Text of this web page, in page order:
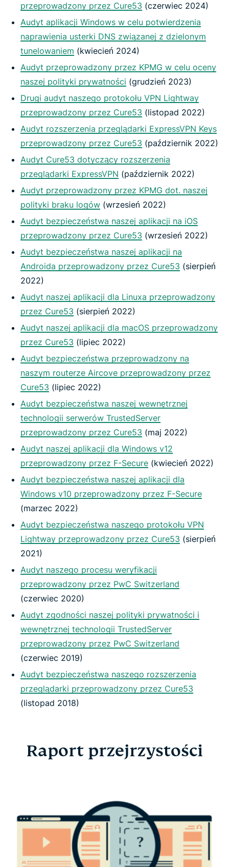
przeprowadzony przez Cure53 (czerwiec 2024)
Audyt aplikacji Windows w celu potwierdzenia
naprawienia usterki DNS związanej z dzielonym
tunelowaniem (kwiecień 2024)
Audyt przeprowadzony przez KPMG w celu oceny
naszej polityki prywatności (grudzień 2023)
Drugi audyt naszego protokołu VPN Lightway
przeprowadzony przez Cure53 (listopad 2022)
Audyt rozszerzenia przeglądarki ExpressVPN Keys
przeprowadzony przez Cure53 (październik 2022)
Audyt Cure53 dotyczący rozszerzenia
przeglądarki ExpressVPN (październik 2022)
Audyt przeprowadzony przez KPMG dot. naszej
polityki braku logów (wrzesień 2022)
Audyt bezpieczeństwa naszej aplikacji na iOS
przeprowadzony przez Cure53 (wrzesień 2022)
Audyt bezpieczeństwa naszej aplikacji na
Androida przeprowadzony przez Cure53 (sierpień
2022)
Audyt naszej aplikacji dla Linuxa przeprowadzony
przez Cure53 (sierpień 2022)
Audyt naszej aplikacji dla macOS przeprowadzony
przez Cure53 (lipiec 2022)
Audyt bezpieczeństwa przeprowadzony na
naszym routerze Aircove przeprowadzony przez
Cure53 (lipiec 2022)
Audyt bezpieczeństwa naszej wewnętrznej
technologii serwerów TrustedServer
przeprowadzony przez Cure53 (maj 2022)
Audyt naszej aplikacji dla Windows v12
przeprowadzony przez F-Secure (kwiecień 2022)
Audyt bezpieczeństwa naszej aplikacji dla
Windows v10 przeprowadzony przez F-Secure
(marzec 2022)
Audyt bezpieczeństwa naszego protokołu VPN
Lightway przeprowadzony przez Cure53 (sierpień
2021)
Audyt naszego procesu weryfikacji
przeprowadzony przez PwC Switzerland
(czerwiec 2020)
Audyt zgodności naszej polityki prywatności i
wewnętrznej technologii TrustedServer
przeprowadzony przez PwC Switzerland
(czerwiec 2019)
Audyt bezpieczeństwa naszego rozszerzenia
przeglądarki przeprowadzony przez Cure53
(listopad 2018)
Raport przejrzystości